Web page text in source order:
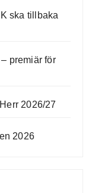
ska tillbaka
premiär för
2026/27
2026